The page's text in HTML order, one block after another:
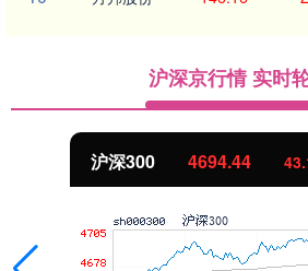
沪深京行情 实时
北证50 1134.24